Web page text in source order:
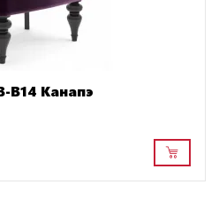
B14 Канапэ